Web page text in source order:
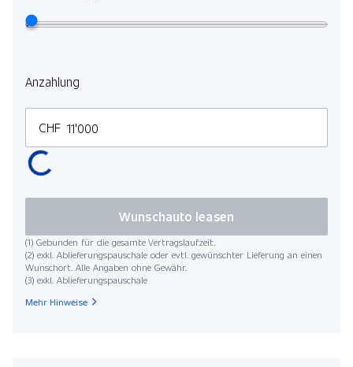
Anzahlung
CHF
(1) Gebunden für die gesamte Vertragslaufzeit.
(2) exkl. Ablieferungspauschale oder evtl. gewünschter Lieferung an einen
Wunschort. Alle Angaben ohne Gewähr.
(3) exkl. Ablieferungspauschale
Wunschauto leasen
Mehr Hinweise